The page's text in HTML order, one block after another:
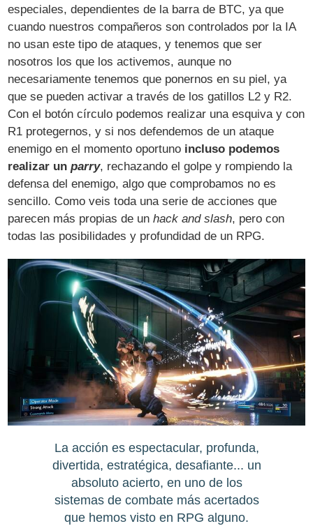
especiales, dependientes de la barra de BTC, ya que
cuando nuestros compañeros son controlados por la IA
no usan este tipo de ataques, y tenemos que ser
nosotros los que los activemos, aunque no
necesariamente tenemos que ponernos en su piel, ya
que se pueden activar a través de los gatillos L2 y R2.
Con el botón círculo podemos realizar una esquiva y con
R1 protegernos, y si nos defendemos de un ataque
enemigo en el momento oportuno incluso podemos
realizar unparry, rechazando el golpe y rompiendo la
defensa del enemigo, algo que comprobamos no es
sencillo. Como veis toda una serie de acciones que
parecen más propias de unhack and slash, pero con
todas las posibilidades y profundidad de un RPG.
La acción es espectacular, profunda,
divertida, estratégica, desafiante... un
absoluto acierto, en uno de los
sistemas de combate más acertados
que hemos visto en RPG alguno.